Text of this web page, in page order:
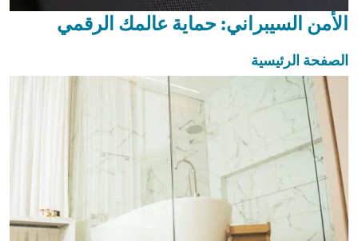
الأمن السيبراني: حماية عالمك الرقمي
الصفحة الرئيسية